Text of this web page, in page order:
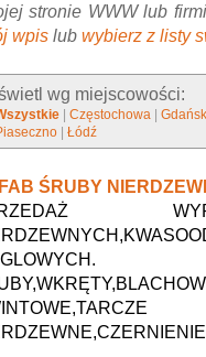
stronie WWW lub
wpis lub wybierz z listy
wg miejscowości:
|Częstochowa |Gdańsk
|Łódź
ŚRUBY